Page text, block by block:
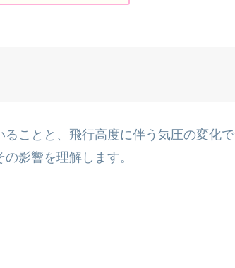
ことと、飛行高度に伴う気圧の変化で
影響を理解します。